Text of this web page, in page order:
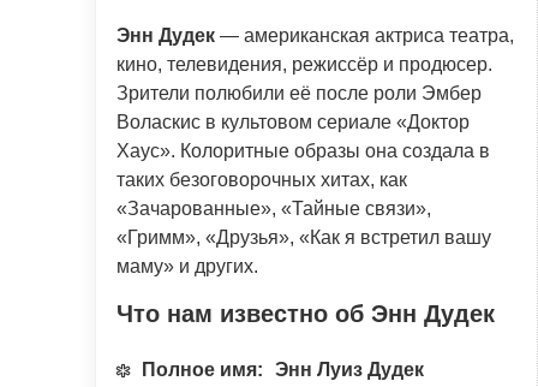
Энн Дудек — американская актриса театра,
кино, телевидения, режиссёр и продюсер.
Зрители полюбили её после роли Эмбер
Воласкис в культовом сериале «Доктор
Хаус». Колоритные образы она создала в
таких безоговорочных хитах, как
«Зачарованные», «Тайные связи»,
«Гримм», «Друзья», «Как я встретил вашу
маму» и других.
Что нам известно об Энн Дудек
Полное имя: Энн Луиз Дудек